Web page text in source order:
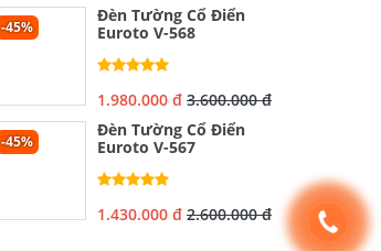
-45%
Đèn Tường Cổ Điển
Euroto V-568
1.980.000 đ 3.600.000 đ
-45%
Đèn Tường Cổ Điển
Euroto V-567
1.430.000 đ 2.600.000 đ